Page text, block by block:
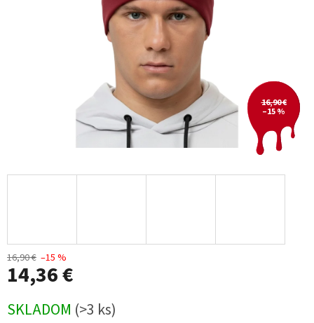
16,90 €
–15 %
16,90 € –15 %
14,36 €
cena:
SKLADOM (>3 ks)